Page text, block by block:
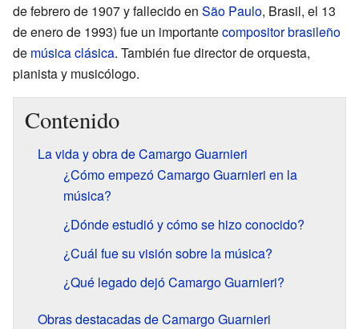
de febrero de 1907 y fallecido en São Paulo, Brasil, el 13
de enero de 1993) fue un importantecompositorbrasileño
de música clásica. También fue director de orquesta,
pianista y musicólogo.
Contenido
La vida y obra de Camargo Guarnieri
¿Cómo empezó Camargo Guarnieri en la
música?
¿Dónde estudió y cómo se hizo conocido?
¿Cuál fue su visión sobre la música?
¿Qué legado dejó Camargo Guarnieri?
Obras destacadas de Camargo Guarnieri